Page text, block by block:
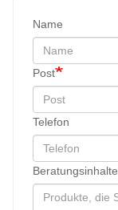
Name
Post
Telefon
Beratungsinhalte